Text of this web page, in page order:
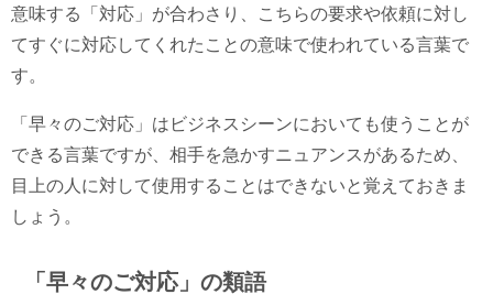
意味する「対応」が合わさり、こちらの要求や依頼に対し
てすぐに対応してくれたことの意味で使われている言葉で
す。
「早々のご対応」はビジネスシーンにおいても使うことが
できる言葉ですが、相手を急かすニュアンスがあるため、
目上の人に対して使用することはできないと覚えておきま
しょう。
「早々のご対応」の類語